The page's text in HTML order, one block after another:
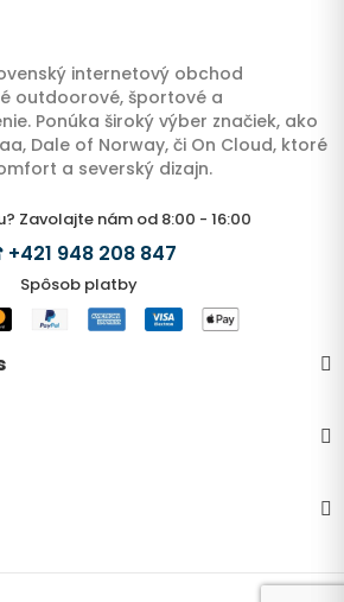
internetový obchod
outdoorové, športové a
Ponúka široký výber značiek, ako
Dale of Norway, či On Cloud, ktoré
a severský dizajn.
Zavolajte nám od 8:00 - 16:00
+421 948 208 847
Spôsob platby